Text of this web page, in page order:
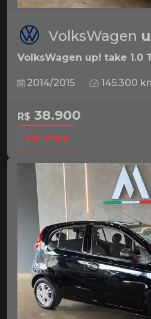
VolksWagen
VolksWagen up! take 1.0
2014/2015 145.300
R$ 38.900
Ver mais